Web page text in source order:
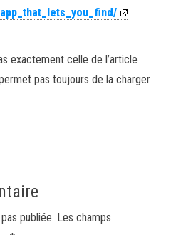
exactement celle de l’article
pas toujours de la charger
publiée. Les champs